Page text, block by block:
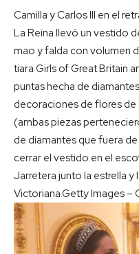
Camilla y Carlos III en el
La Reina llevó un vestido
mao y falda con volumen
tiara Girls of Great Britain
puntas hecha de
decoraciones de flores de
(ambas piezas
de diamantes que fuera
cerrar el vestido en el
Jarretera junto la estrella y
Victoriana.Getty Images –